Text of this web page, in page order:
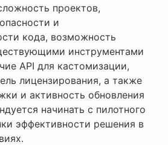
проектов,
и
кода, возможность
инструментами
API для кастомизации,
лицензирования, а также
и активность обновления
начинать с пилотного
эффективности решения в